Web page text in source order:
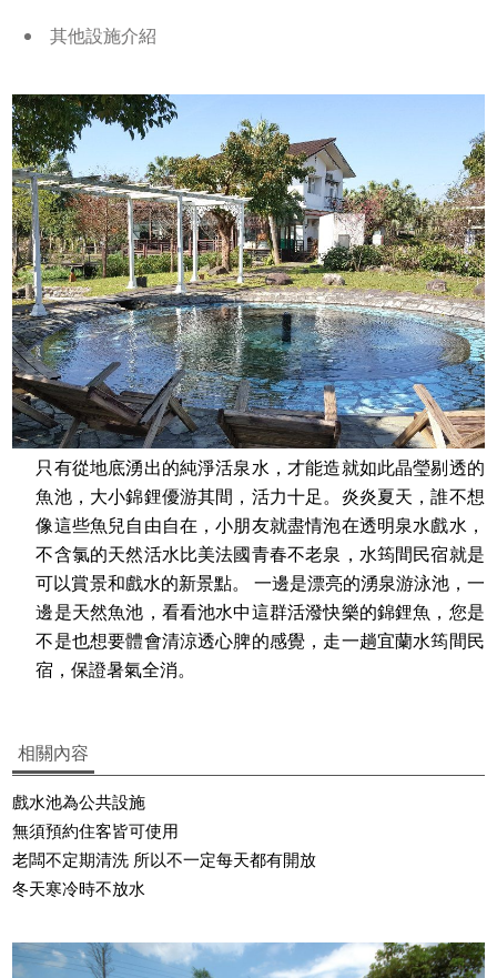
其他設施介紹
只有從地底湧出的純淨活泉水，才能造就如此晶瑩剔透的
魚池，大小錦鋰優游其間，活力十足。炎炎夏天，誰不想
像這些魚兒自由自在，小朋友就盡情泡在透明泉水戲水，
不含氯的天然活水比美法國青春不老泉，水筠間民宿就是
可以賞景和戲水的新景點。 一邊是漂亮的湧泉游泳池，一
邊是天然魚池，看看池水中這群活潑快樂的錦鋰魚，您是
不是也想要體會清涼透心脾的感覺，走一趟宜蘭水筠間民
宿，保證暑氣全消。
相關內容
戲水池為公共設施
無須預約住客皆可使用
老闆不定期清洗 所以不一定每天都有開放
冬天寒冷時不放水